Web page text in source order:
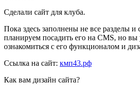
Сделали сайт для клуба.
Пока здесь заполнены не все разделы
планируем посадить его на CMS, но
ознакомиться с его функционалом и
Ссылка на сайт: кмп43.рф
Как вам дизайн сайта?